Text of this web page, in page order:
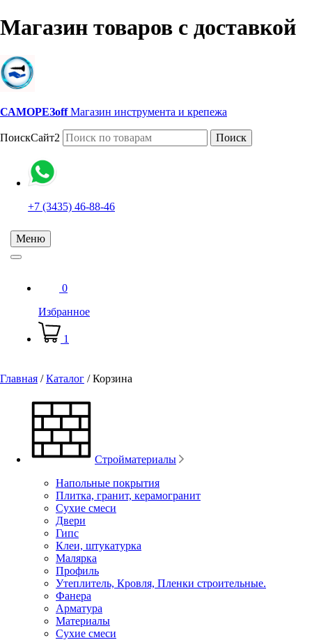
Магазин товаров с доставкой
САМОРЕЗoff Магазин инструмента и крепежа
ПоискСайт2 Поиск
+7 (3435) 46-88-46
Меню
0
Избранное
1
Главная /Каталог /Корзина
Стройматериалы
Напольные покрытия
Плитка, гранит, керамогранит
Сухие смеси
Двери
Гипс
Клеи, штукатурка
Малярка
Профиль
Утеплитель, Кровля, Пленки строительные.
Фанера
Арматура
Материалы
Сухие смеси